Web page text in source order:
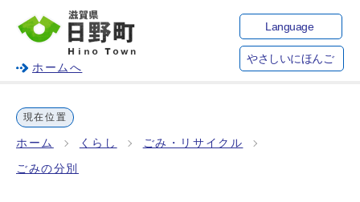
ホームへ
Language
やさしいにほんご
現在位置
ホーム くらし ごみ・リサイクル
ごみの分別